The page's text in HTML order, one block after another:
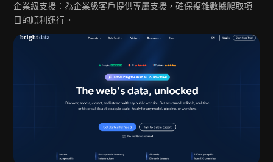
企業級支援：為企業級客戶提供專屬支援，確保複雜數據爬取項
目的順利運行。